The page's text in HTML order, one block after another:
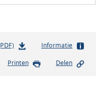
b
s
Informatie
Printen Delen